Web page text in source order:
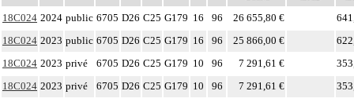
18C024 2024 public 6705 D26 C25 G179 16 96 26 655,80 €
18C024 2023 public 6705 D26 C25 G179 16 96 25 866,00 €
18C024 2023 privé 6705 D26 C25 G179 10 96 7 291,61 €
18C024 2023 privé 6705 D26 C25 G179 10 96 7 291,61 €